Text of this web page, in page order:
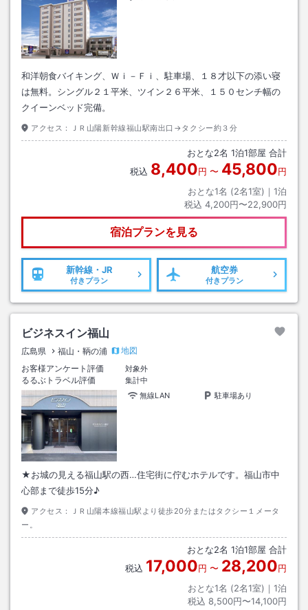
和洋朝食バイキング、Ｗｉ－Ｆｉ、駐車場、１８才以下の添い寝
は無料。シングル２１平米、ツイン２６平米、１５０センチ幅の
クイーンベッド完備。
アクセス： ＪＲ山陽新幹線福山駅南出口→タクシー約３分
おとな2名 1泊1部屋 合計
税込 8,400円 〜 45,800円
おとな1名 (2名1室)｜ 1泊
税込 4,200円〜22,900円
宿泊プランを見る
新幹線・JR
付きプラン
航空券
付きプラン
ビジネスイン福山
広島県 福山・鞆の浦
地図
お客様アンケート評価
対象外
るるぶトラベル評価
集計中
無線LAN
駐車場あり
★お城の見える福山駅の西…住宅街に佇むホテルです。福山市中
心部まで徒歩15分♪
アクセス：
ＪＲ山陽本線福山駅より徒歩20分またはタクシー１メータ
ー。
おとな2名 1泊1部屋 合計
税込 17,000円 〜 28,200円
おとな1名 (2名1室)｜ 1泊
税込 8,500円〜14,100円